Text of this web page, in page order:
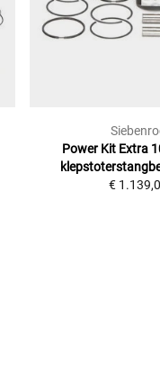
Power Kit Extra
€